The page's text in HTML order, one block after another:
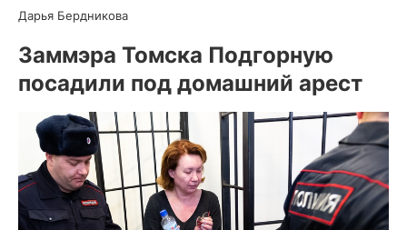
Дарья Бердникова
Заммэра Томска Подгорную
посадили под домашний арест